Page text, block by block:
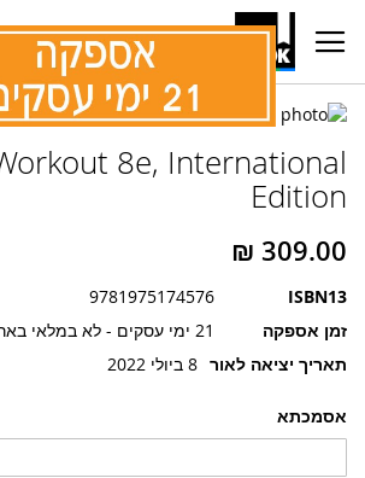
Skip
Content
אסמכתא
8e, International
Edition
ISBN13
9781975174576
זמן אספקה
21 ימי עסקים - לא במלאי בארץ
תאריך יציאה לאור 8 ביולי 2022
לדלג
של
גלריית
תמונות
להתחלה
של
גלריית